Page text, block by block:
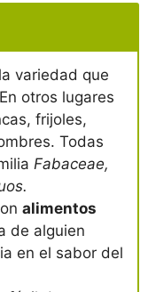
variedad que
otros lugares
frijoles,
Todas
Fabaceae,
alimentos
de alguien
en el sabor del